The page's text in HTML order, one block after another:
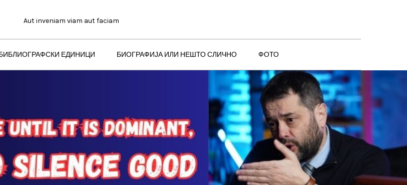
Aut inveniam viam aut faciam
ЕДИНИЦИ БИОГРАФИЈА ИЛИ НЕШТО СЛИЧНО ФОТО